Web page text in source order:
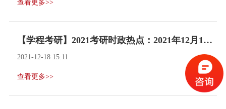
查看更多>>
【学程考研】2021考研时政热点：2021年12月17日
2021-12-18 15:11
查看更多>>